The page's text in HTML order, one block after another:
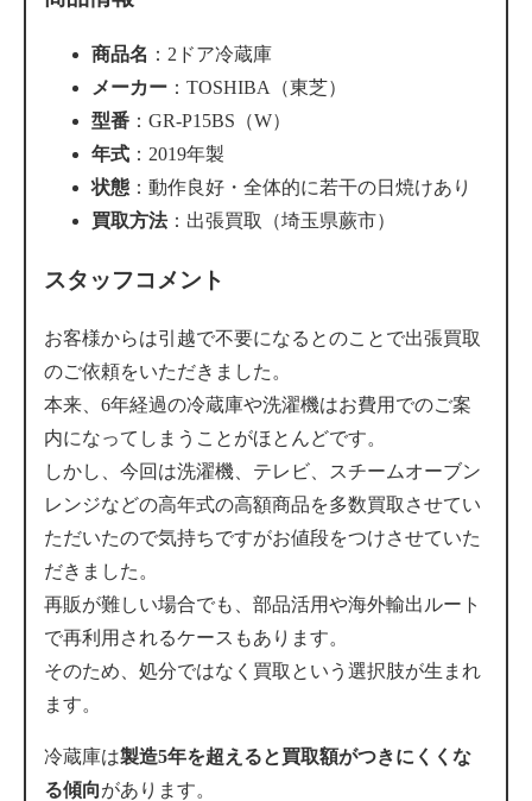
商品名 ：2ドア冷蔵庫
メーカー ：TOSHIBA（東芝）
型番 ：GR-P15BS（W）
年式 ：2019年製
状態 ：動作良好・全体的に若干の日焼けあり
買取方法：出張買取（埼玉県蕨市）
スタッフコメント
お客様からは引越で不要になるとのことで出張買取
のご依頼をいただきました。
本来、6年経過の冷蔵庫や洗濯機はお費用でのご案
内になってしまうことがほとんどです。
しかし、今回は洗濯機、テレビ、スチームオーブン
レンジなどの高年式の高額商品を多数買取させてい
ただいたので気持ちですがお値段をつけさせていた
だきました。
再販が難しい場合でも、部品活用や海外輸出ルート
で再利用されるケースもあります。
そのため、処分ではなく買取という選択肢が生まれ
ます。
冷蔵庫は製造5年を超えると買取額がつきにくくな
る傾向があります。